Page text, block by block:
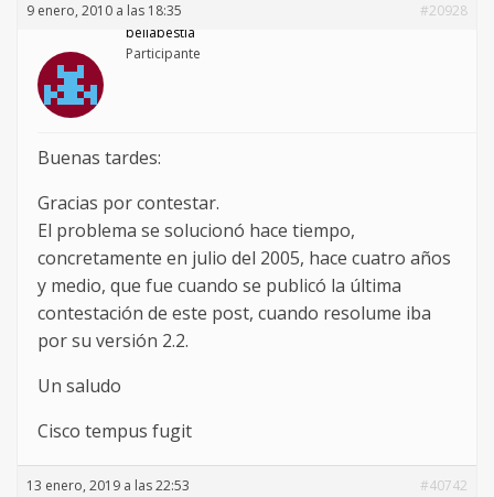
9 enero, 2010 a las 18:35
#20928
bellabestia
Participante
Buenas tardes:
Gracias por contestar.
El problema se solucionó hace tiempo,
concretamente en julio del 2005, hace cuatro años
y medio, que fue cuando se publicó la última
contestación de este post, cuando resolume iba
por su versión 2.2.
Un saludo
Cisco tempus fugit
13 enero, 2019 a las 22:53
#40742